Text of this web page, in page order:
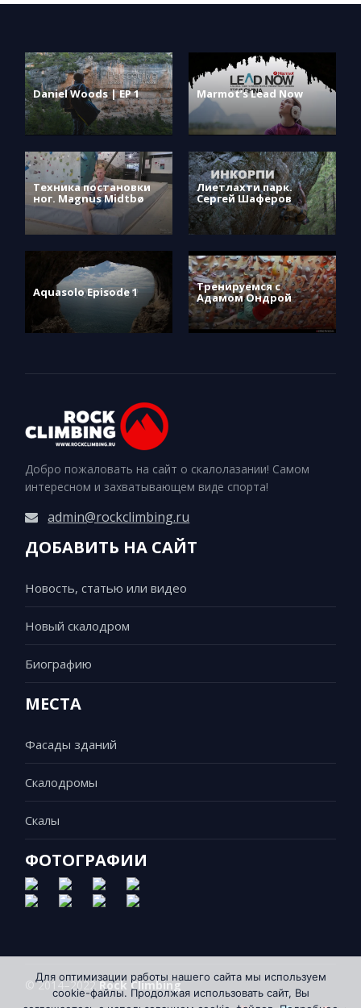
Daniel Woods | EP 1 Marmot’s Lead Now
Техника постановки
ног. Magnus Midtbø
Лиетлахти парк.
Сергей Шаферов
Aquasolo Episode 1 Тренируемся с
Адамом Ондрой
Добро пожаловать на сайт о скалолазании! Самом
интересном и захватывающем виде спорта!
admin@rockclimbing.ru
ДОБАВИТЬ НА САЙТ
Новость, статью или видео
Новый скалодром
Биографию
МЕСТА
Фасады зданий
Скалодромы
Скалы
ФОТОГРАФИИ
© 2014–2022Rock Climbing
Для оптимизации работы нашего сайта мы используем
cookie-файлы. Продолжая использовать сайт, Вы